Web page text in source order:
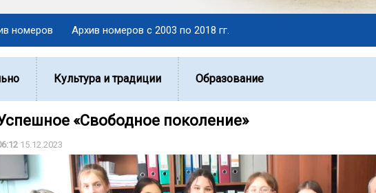
номеров Архив номеров с 2003 по 2018 гг.
Культура и традиции Образование
«Свободное поколение»
15.12.2023